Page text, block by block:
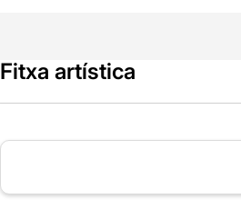
Fitxa artística